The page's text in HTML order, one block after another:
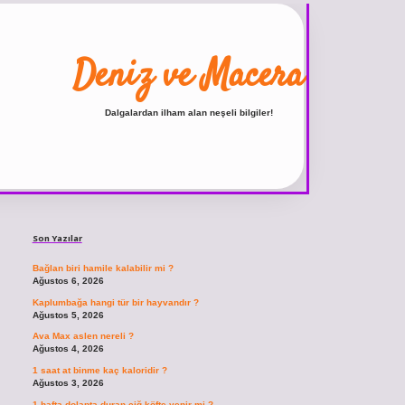
Deniz ve Macera
Dalgalardan ilham alan neşeli bilgiler!
Son Yazılar
Bağlan biri hamile kalabilir mi ?
Ağustos 6, 2026
Kaplumbağa hangi tür bir hayvandır ?
Ağustos 5, 2026
Ava Max aslen nereli ?
Ağustos 4, 2026
1 saat at binme kaç kaloridir ?
Ağustos 3, 2026
ilbetvdcasino giriş sitesivdcasino güncel giriş